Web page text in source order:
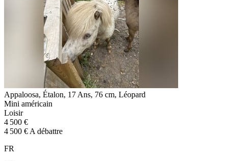
Appaloosa, Étalon, 17 Ans, 76 cm, Léopard
Mini américain
Loisir
4 500 €
4 500 € A débattre
FR